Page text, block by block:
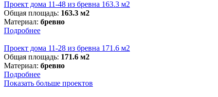
Проект дома 11-48 из бревна 163.3 м2
Общая площадь: 163.3 м2
Материал: бревно
Подробнее
Проект дома 11-28 из бревна 171.6 м2
Общая площадь: 171.6 м2
Материал: бревно
Подробнее
Показать больше проектов